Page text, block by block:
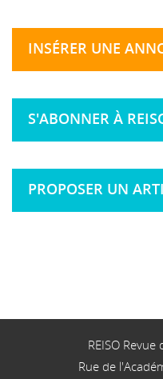
INSÉRER UNE
S'ABONNER À
PROPOSER UN
REISO
Rue de